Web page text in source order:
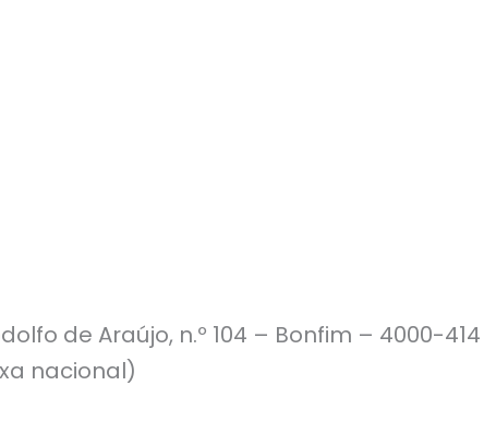
de Araújo, n.º 104 – Bonfim – 4000-
nacional)